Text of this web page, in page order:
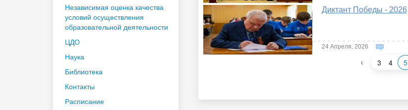
Независимая оценка качества
условий осуществления
образовательной деятельности
ЦДО
Наука
Библиотека
Контакты
Расписание
Диктант Победы - 2026
24 Апреля, 2026
‹ 3 4 5